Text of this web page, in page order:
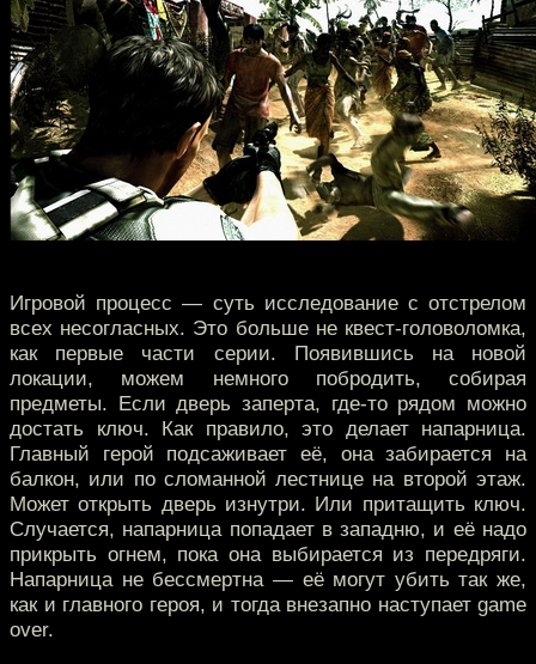
Игровой процесс — суть исследование с отстрелом
всех несогласных. Это больше не квест-головоломка,
как первые части серии. Появившись на новой
локации, можем немного побродить, собирая
предметы. Если дверь заперта, где-то рядом можно
достать ключ. Как правило, это делает напарница.
Главный герой подсаживает её, она забирается на
балкон, или по сломанной лестнице на второй этаж.
Может открыть дверь изнутри. Или притащить ключ.
Случается, напарница попадает в западню, и её надо
прикрыть огнем, пока она выбирается из передряги.
Напарница не бессмертна — её могут убить так же,
как и главного героя, и тогда внезапно наступает game
over.